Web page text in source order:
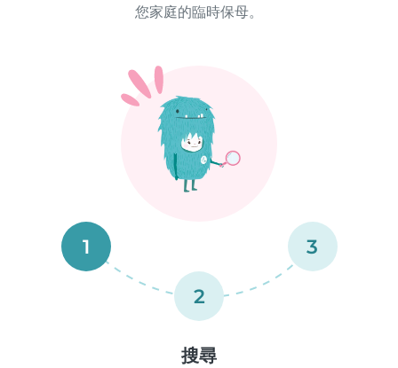
您家庭的臨時保母。
1
2
3
搜尋